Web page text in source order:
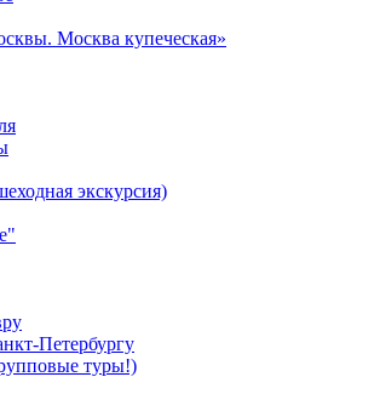
Москва купеческая»
экскурсия)
Петербургу
туры!)